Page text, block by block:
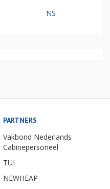
NS
PARTNERS
Vakbond Nederlands
Cabinepersoneel
TUI
NEWHEAP